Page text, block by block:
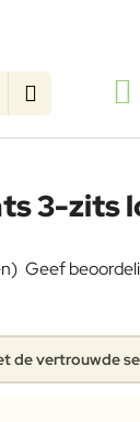
3-zits
de vertrouwde
Geef